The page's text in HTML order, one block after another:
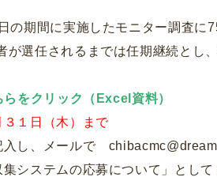
の期間に実施したモニター調査
が選任されるまでは任期継続とし
らをクリック（Excel資料）
１日（木）まで
入し、メールで
システムの応募について」として